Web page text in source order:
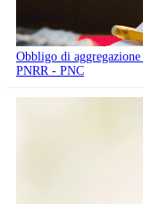
Obbligo di
PNRR - PNC